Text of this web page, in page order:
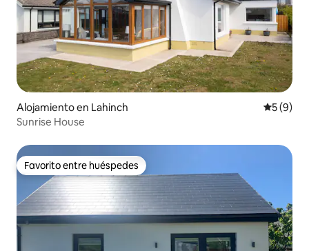
Alojamiento en Lahinch
5 (9)
Sunrise House
Favorito entre huéspedes
Favorito entre huéspedes